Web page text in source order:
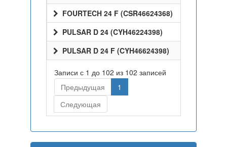
FOURTECH 24 F (CSR46624368)
PULSAR D 24 (CYH46224398)
PULSAR D 24 F (CYH46624398)
Записи с 1 до 102 из 102 записей
Предыдущая
1
Следующая